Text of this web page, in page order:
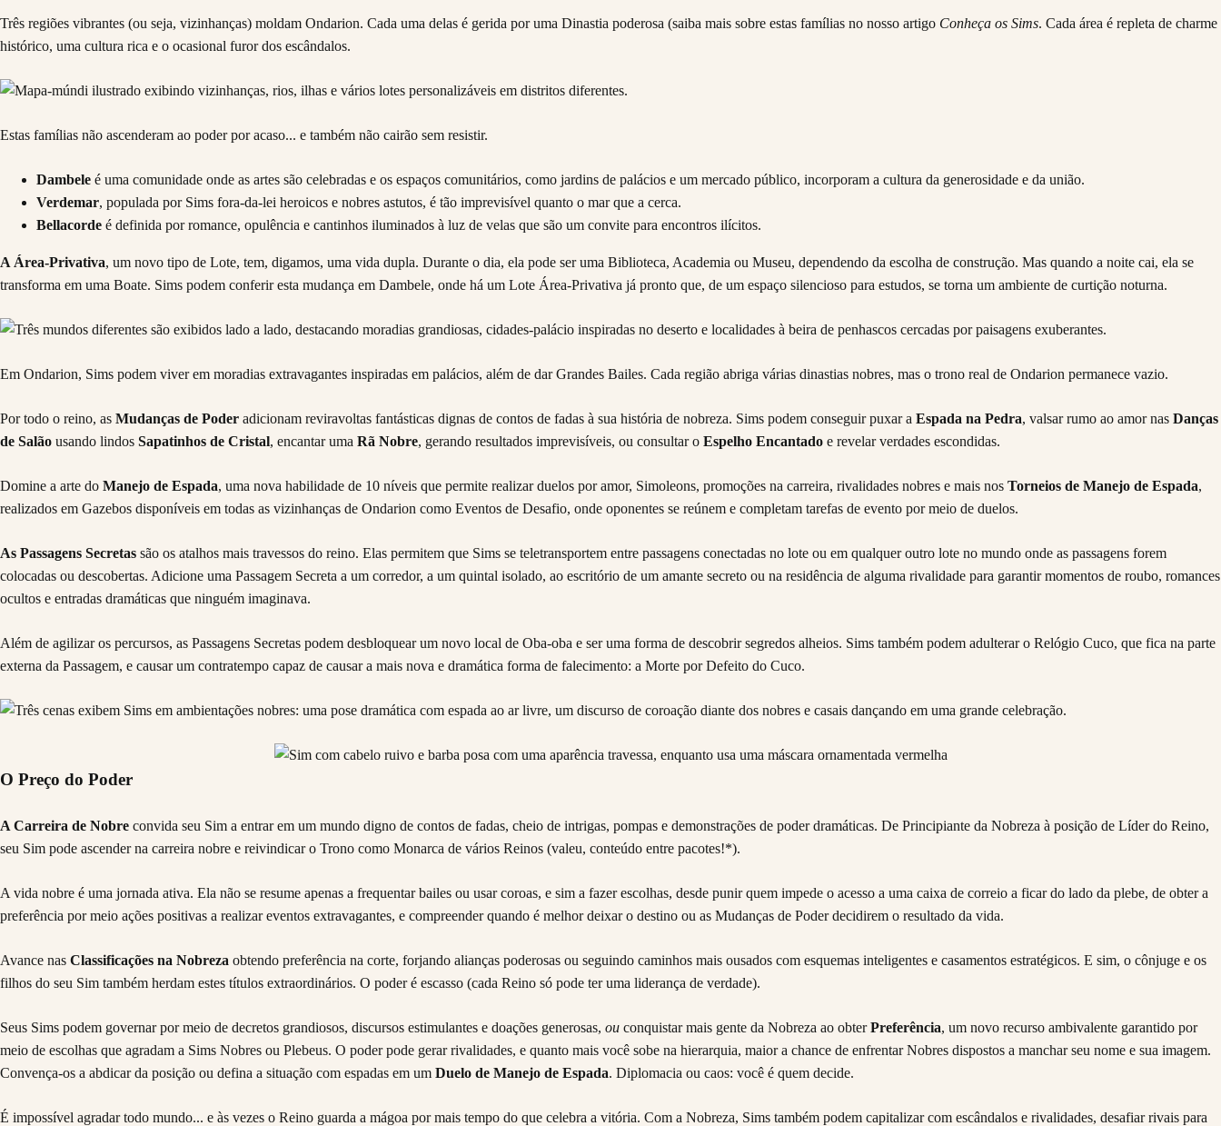
Três regiões vibrantes (ou seja, vizinhanças) moldam Ondarion. Cada uma delas é gerida por uma Dinastia poderosa (saiba mais sobre estas famílias no nosso artigo Conheça os Sims. Cada área é repleta de charme
histórico, uma cultura rica e o ocasional furor dos escândalos.
Estas famílias não ascenderam ao poder por acaso... e também não cairão sem resistir.
Dambele é uma comunidade onde as artes são celebradas e os espaços comunitários, como jardins de palácios e um mercado público, incorporam a cultura da generosidade e da união.
Verdemar, populada por Sims fora-da-lei heroicos e nobres astutos, é tão imprevisível quanto o mar que a cerca.
Bellacorde é definida por romance, opulência e cantinhos iluminados à luz de velas que são um convite para encontros ilícitos.
A Área-Privativa, um novo tipo de Lote, tem, digamos, uma vida dupla. Durante o dia, ela pode ser uma Biblioteca, Academia ou Museu, dependendo da escolha de construção. Mas quando a noite cai, ela se
transforma em uma Boate. Sims podem conferir esta mudança em Dambele, onde há um Lote Área-Privativa já pronto que, de um espaço silencioso para estudos, se torna um ambiente de curtição noturna.
Em Ondarion, Sims podem viver em moradias extravagantes inspiradas em palácios, além de dar Grandes Bailes. Cada região abriga várias dinastias nobres, mas o trono real de Ondarion permanece vazio.
Por todo o reino, as Mudanças de Poder adicionam reviravoltas fantásticas dignas de contos de fadas à sua história de nobreza. Sims podem conseguir puxar a Espada na Pedra, valsar rumo ao amor nas Danças
de Salão usando lindos Sapatinhos de Cristal, encantar uma Rã Nobre, gerando resultados imprevisíveis, ou consultar o Espelho Encantado e revelar verdades escondidas.
Domine a arte do Manejo de Espada, uma nova habilidade de 10 níveis que permite realizar duelos por amor, Simoleons, promoções na carreira, rivalidades nobres e mais nos Torneios de Manejo de Espada,
realizados em Gazebos disponíveis em todas as vizinhanças de Ondarion como Eventos de Desafio, onde oponentes se reúnem e completam tarefas de evento por meio de duelos.
As Passagens Secretas são os atalhos mais travessos do reino. Elas permitem que Sims se teletransportem entre passagens conectadas no lote ou em qualquer outro lote no mundo onde as passagens forem
colocadas ou descobertas. Adicione uma Passagem Secreta a um corredor, a um quintal isolado, ao escritório de um amante secreto ou na residência de alguma rivalidade para garantir momentos de roubo, romances
ocultos e entradas dramáticas que ninguém imaginava.
Além de agilizar os percursos, as Passagens Secretas podem desbloquear um novo local de Oba-oba e ser uma forma de descobrir segredos alheios. Sims também podem adulterar o Relógio Cuco, que fica na parte
externa da Passagem, e causar um contratempo capaz de causar a mais nova e dramática forma de falecimento: a Morte por Defeito do Cuco.
O Preço do Poder
A Carreira de Nobre convida seu Sim a entrar em um mundo digno de contos de fadas, cheio de intrigas, pompas e demonstrações de poder dramáticas. De Principiante da Nobreza à posição de Líder do Reino,
seu Sim pode ascender na carreira nobre e reivindicar o Trono como Monarca de vários Reinos (valeu, conteúdo entre pacotes!*).
A vida nobre é uma jornada ativa. Ela não se resume apenas a frequentar bailes ou usar coroas, e sim a fazer escolhas, desde punir quem impede o acesso a uma caixa de correio a ficar do lado da plebe, de obter a
preferência por meio ações positivas a realizar eventos extravagantes, e compreender quando é melhor deixar o destino ou as Mudanças de Poder decidirem o resultado da vida.
Avance nas Classificações na Nobreza obtendo preferência na corte, forjando alianças poderosas ou seguindo caminhos mais ousados com esquemas inteligentes e casamentos estratégicos. E sim, o cônjuge e os
filhos do seu Sim também herdam estes títulos extraordinários. O poder é escasso (cada Reino só pode ter uma liderança de verdade).
Seus Sims podem governar por meio de decretos grandiosos, discursos estimulantes e doações generosas, ou conquistar mais gente da Nobreza ao obterPreferência, um novo recurso ambivalente garantido por
meio de escolhas que agradam a Sims Nobres ou Plebeus. O poder pode gerar rivalidades, e quanto mais você sobe na hierarquia, maior a chance de enfrentar Nobres dispostos a manchar seu nome e sua imagem.
Convença-os a abdicar da posição ou defina a situação com espadas em um Duelo de Manejo de Espada. Diplomacia ou caos: você é quem decide.
É impossível agradar todo mundo... e às vezes o Reino guarda a mágoa por mais tempo do que celebra a vitória. Com a Nobreza, Sims também podem capitalizar com escândalos e rivalidades, desafiar rivais para